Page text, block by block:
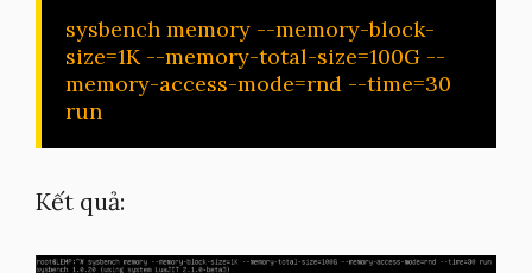
sysbench memory --memory-block-
size=1K --memory-total-size=100G --
memory-access-mode=rnd --time=30
run
Kết quả: